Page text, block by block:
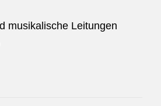
musikalische Leitungen